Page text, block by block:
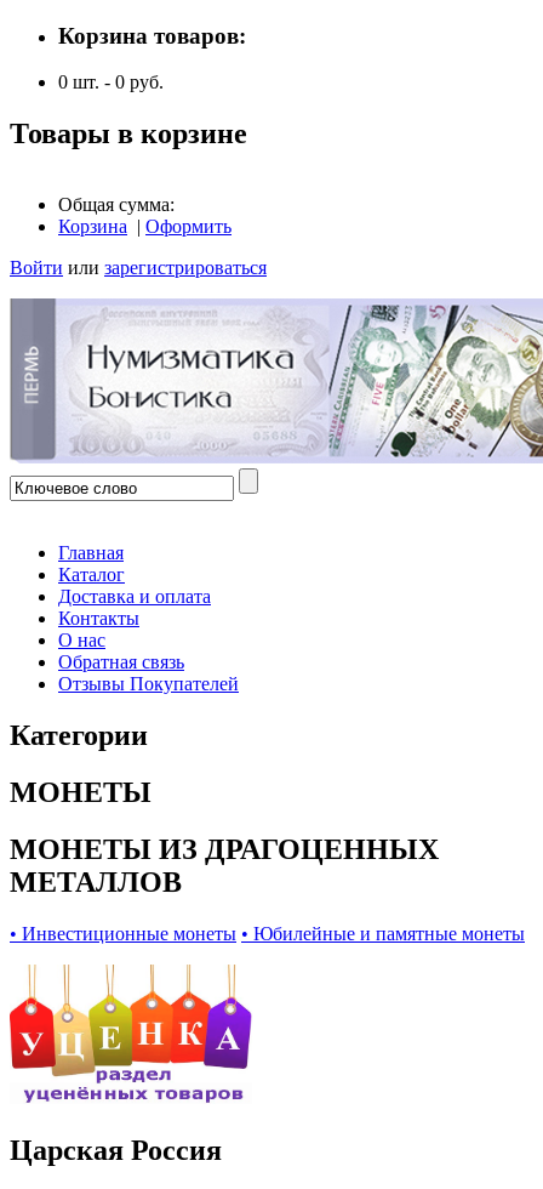
Корзина товаров:
0 шт. - 0 руб.
Товары в корзине
Общая сумма:
Корзина | Оформить
Войти или зарегистрироваться
Главная
Каталог
Доставка и оплата
Контакты
О нас
Обратная связь
Отзывы Покупателей
Категории
МОНЕТЫ
МОНЕТЫ ИЗ ДРАГОЦЕННЫХ
МЕТАЛЛОВ
• Инвестиционные монеты • Юбилейные и памятные монеты
Царская Россия